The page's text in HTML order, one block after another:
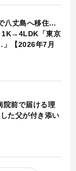
八丈島へ移住…
1K→4LDK「東京
【2026年7月
院前で届ける理
た父が付き添い